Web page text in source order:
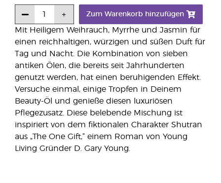
Mit Heiligem Weihrauch, Myrrhe und Jasmin für
einen reichhaltigen, würzigen und süßen Duft für
Tag und Nacht. Die Kombination von sieben
antiken Ölen, die bereits seit Jahrhunderten
genutzt werden, hat einen beruhigenden Effekt.
Versuche einmal, einige Tropfen in Deinem
Beauty-Öl und genieße diesen luxuriösen
Pflegezusatz. Diese belebende Mischung ist
inspiriert von dem fiktionalen Charakter Shutran
aus „The One Gift,“ einem Roman von Young
Living Gründer D. Gary Young.
Zum Warenkorb hinzufügen